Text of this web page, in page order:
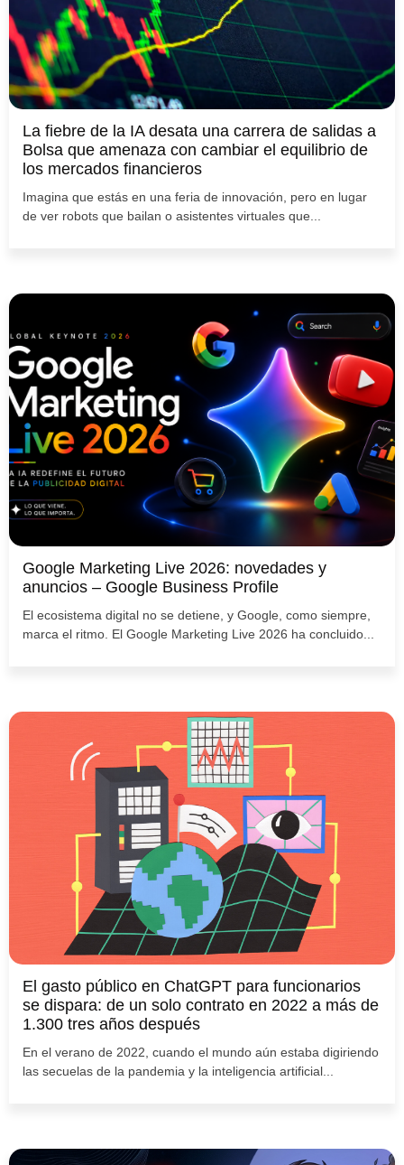
La fiebre de la IA desata una carrera de salidas a
Bolsa que amenaza con cambiar el equilibrio de
los mercados financieros
Imagina que estás en una feria de innovación, pero en lugar
de ver robots que bailan o asistentes virtuales que...
Google Marketing Live 2026: novedades y
anuncios – Google Business Profile
El ecosistema digital no se detiene, y Google, como siempre,
marca el ritmo. El Google Marketing Live 2026 ha concluido...
El gasto público en ChatGPT para funcionarios
se dispara: de un solo contrato en 2022 a más de
1.300 tres años después
En el verano de 2022, cuando el mundo aún estaba digiriendo
las secuelas de la pandemia y la inteligencia artificial...